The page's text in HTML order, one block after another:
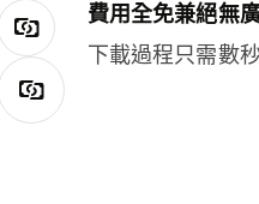
費用全免兼絕無
下載過程只需數